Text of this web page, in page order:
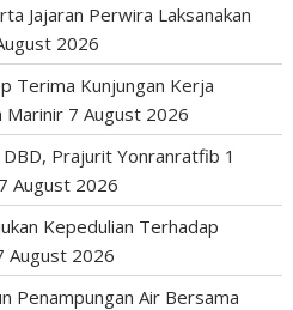
Jajaran Perwira Laksanakan
2026
Terima Kunjungan Kerja
Marinir 7 August 2026
Prajurit Yonranratfib 1
7 August 2026
Kepedulian Terhadap
August 2026
Penampungan Air Bersama